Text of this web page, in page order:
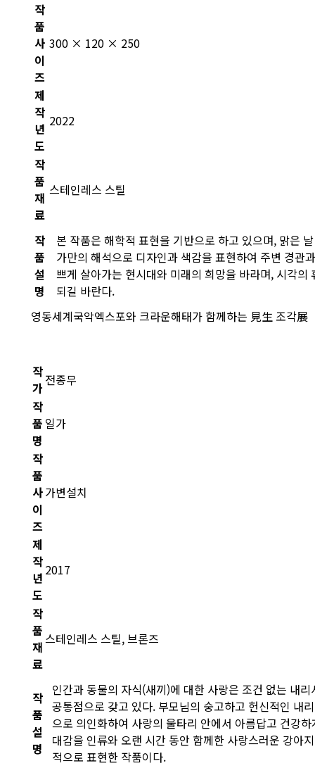
작
품
사
이
즈
300 × 120 × 250
제
작
년
도
2022
작
품
재
료
스테인레스 스틸
작
품
설
명
본 작품은 해학적 표현을 기반으로 하고 있으며, 맑은
가만의 해석으로 디자인과 색감을 표현하여 주변 경관
쁘게 살아가는 현시대와 미래의 희망을 바라며, 시각
되길 바란다.
영동세계국악엑스포와 크라운해태가 함께하는 見生 조각展
작
가 전종무
작
품
명
일가
작
품
사
이
즈
가변설치
제
작
년
도
2017
작
품
재
료
스테인레스 스틸, 브론즈
작
품
설
명
인간과 동물의 자식(새끼)에 대한 사랑은 조건 없는 내
공통점으로 갖고 있다. 부모님의 숭고하고 헌신적인 내
으로 의인화하여 사랑의 울타리 안에서 아름답고 건강
대감을 인류와 오랜 시간 동안 함께한 사랑스러운 강아
적으로 표현한 작품이다.